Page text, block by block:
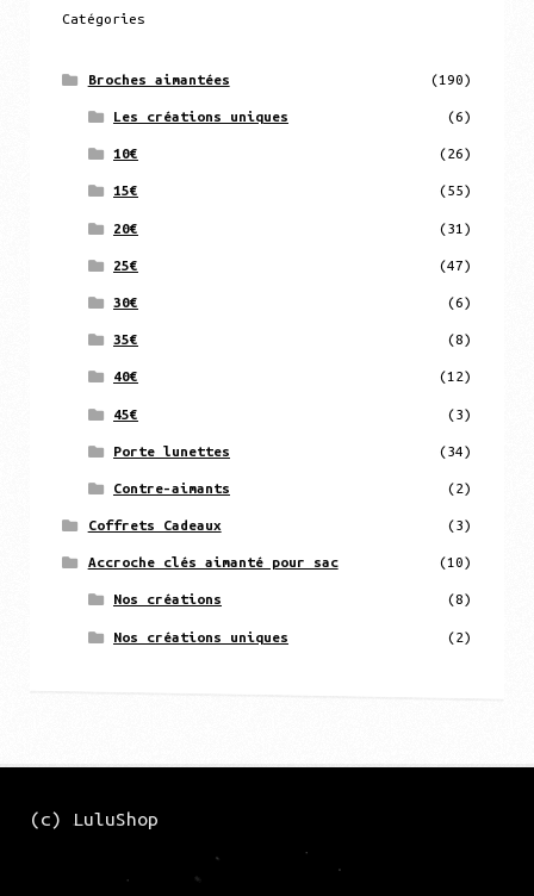
Catégories
Broches aimantées (190)
Les créations uniques (6)
10€ (26)
15€ (55)
20€ (31)
25€ (47)
30€ (6)
35€ (8)
40€ (12)
45€ (3)
Porte lunettes (34)
Contre-aimants (2)
Coffrets Cadeaux (3)
Accroche clés aimanté pour sac (10)
Nos créations (8)
Nos créations uniques (2)
(c) LuluShop